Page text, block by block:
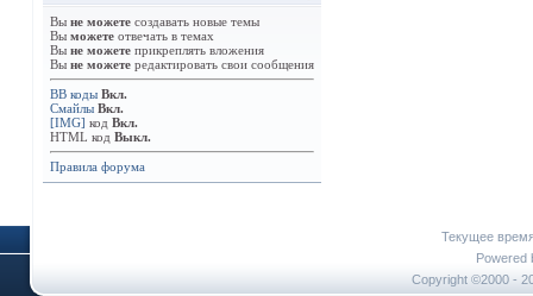
Вы не можете создавать новые темы
Вы можете отвечать в темах
Вы не можете прикреплять вложения
Вы не можете редактировать свои сообщения
BB коды Вкл.
Смайлы Вкл.
[IMG] код Вкл.
HTML код Выкл.
Правила форума
Текущее
Powered
Copyright ©2000 -